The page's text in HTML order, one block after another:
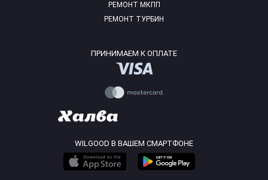
РЕМОНТ МКПП
РЕМОНТ ТУРБИН
ПРИНИМАЕМ К ОПЛАТЕ
WILGOOD В ВАШЕМ СМАРТФОНЕ